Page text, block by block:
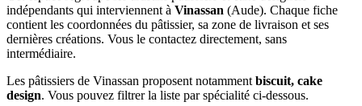
indépendants qui interviennent à Vinassan (Aude). Chaque fiche
contient les coordonnées du pâtissier, sa zone de livraison et ses
dernières créations. Vous le contactez directement, sans
intermédiaire.
Les pâtissiers de Vinassan proposent notamment biscuit, cake
design. Vous pouvez filtrer la liste par spécialité ci-dessous.